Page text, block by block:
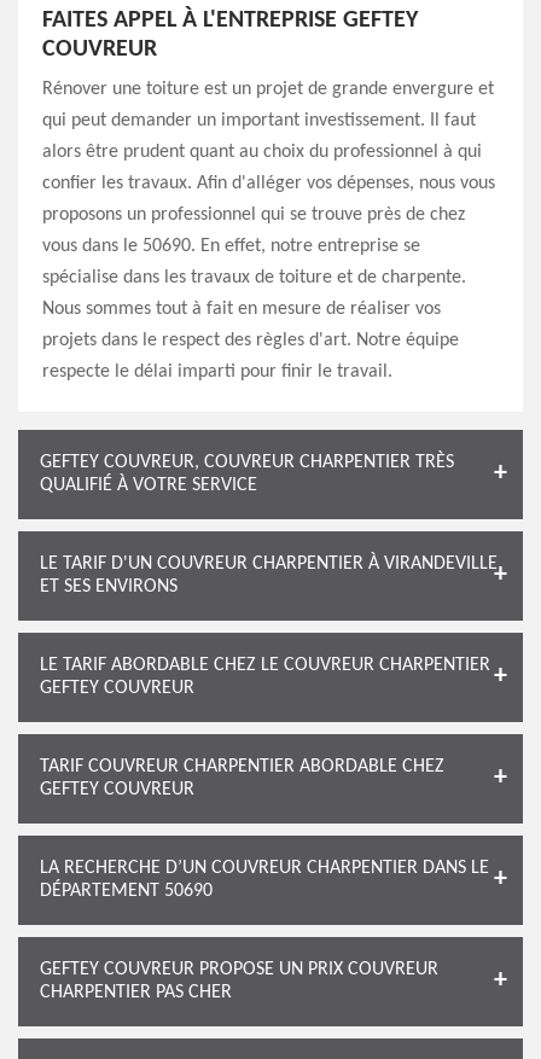
FAITES APPEL À L'ENTREPRISE GEFTEY
COUVREUR
Rénover une toiture est un projet de grande envergure et
qui peut demander un important investissement. Il faut
alors être prudent quant au choix du professionnel à qui
confier les travaux. Afin d'alléger vos dépenses, nous vous
proposons un professionnel qui se trouve près de chez
vous dans le 50690. En effet, notre entreprise se
spécialise dans les travaux de toiture et de charpente.
Nous sommes tout à fait en mesure de réaliser vos
projets dans le respect des règles d'art. Notre équipe
respecte le délai imparti pour finir le travail.
GEFTEY COUVREUR, COUVREUR CHARPENTIER TRÈS
QUALIFIÉ À VOTRE SERVICE
LE TARIF D'UN COUVREUR CHARPENTIER À VIRANDEVILLE
ET SES ENVIRONS
LE TARIF ABORDABLE CHEZ LE COUVREUR CHARPENTIER
GEFTEY COUVREUR
TARIF COUVREUR CHARPENTIER ABORDABLE CHEZ
GEFTEY COUVREUR
LA RECHERCHE D’UN COUVREUR CHARPENTIER DANS LE
DÉPARTEMENT 50690
GEFTEY COUVREUR PROPOSE UN PRIX COUVREUR
CHARPENTIER PAS CHER